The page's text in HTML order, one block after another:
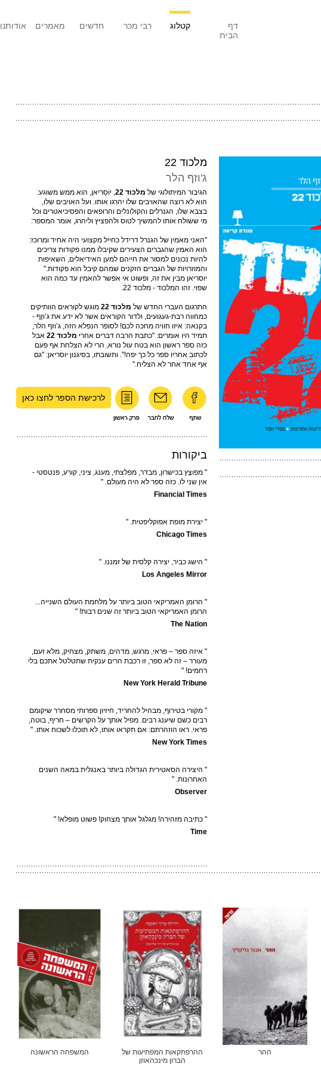
אודותנו מאמרים חדשים רבי מכר קטלוג
דף
הבית
מלכוד 22
ג'וזף הלר
הגיבור המיתולוגי של מלכוד 22
, יוֹסַריאן, הוא ממש משוגע:
הוא לא רוצה שהאויבים שלו יהרגו אותו. ועל האויבים שלו,
בצבא שלו, הגנרלים והקולונלים והרופאים והפסיכיאטרים וכל
מי ששולח אותו להמשיך לטוס ולהפציץ וליהרג, אומר המספר:
"האני מאמין של הגנרל דרידל כחייל מקצועי היה אחיד ומרוכז:
הוא האמין שהגברים הצעירים שקיבלו ממנו פקודות צריכים
להיות נכונים למסור את חייהם למען האידיאלים, השאיפות
והמוזרויות של הגברים הזקנים שמהם קיבל הוא פקודות."
יוסריאן מבין את זה, ופשוט אי אפשר להאמין עד כמה הוא
שפוי. זהו המלכוד - מלכוד 22.
התרגום העברי החדש של מלכוד 22
מוגש לקוראים הוותיקים
כמחווה רבת-געגועים, ולדור הקוראים אשר לא ידע את ג’וזֶף -
בקנאה: איזו חוויה מחכה לכם! לסופר הנפלא הזה, ג’וזף הלר,
תמיד היו אומרים: "כתבת הרבה דברים אחרי מלכוד 22
אבל
כזה ספר ראשון הוא בטח עול נורא, הרי לא הצלחת אף פעם
לכתוב אחריו ספר כל כך יפה!". ותשובתו, בסיגנון יוסריאן: "גם
אף אחד אחר לא הצליח."
לרכישת הספר לחצו כאן
ביקורות
" מפוצָץ בכישרון, מבדר, מפלצתי, מענג, ציני, קורע, פנטסטי -
אין שני לו. כזה ספר לא היה מעולם. "
Financial Times
" יצירת מופת אפוקליפטית. "
Chicago Times
" הישג כביר, יצירה קלסית של זמננו. "
Los Angeles Mirror
" הרומן האמריקאי הטוב ביותר על מלחמת העולם השנייה...
הרומן האמריקאי הטוב ביותר זה שנים רבות! "
The Nation
" איזה ספר – פראי, מרגש, מדהים, משתק, מצחיק, מלא זעם,
מעורר – זה לא ספר, זו רכבת הרים ענקית שתטלטל אתכם בלי
רחמים! "
New York Herald Tribune
" מקורי בטירוף, מבהיל להחריד, חיזיון ספרותי מסחרר שיקומם
רבים כשם שיענג רבים. מפיל אותך על הקרשים – חריף, בוטה,
פראי. ראו הוזהרתם: אם תקראו אותו, לא תוכלו לשכוח אותו. "
New York Times
" היצירה הסאטירית הגדולה ביותר באנגלית במאה השנים
האחרונות. "
Observer
" כתיבה מזהירה! מגלגל אותך מצחוק! פשוט מופלא! "
Time
ההר
ההרפתקאות המפתיעות של
הברון מינכהאוזן
המשפחה הראשונה